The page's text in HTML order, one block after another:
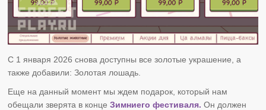
С 1 января 2026 снова доступны все золотые украшение, а
также добавили: Золотая лошадь.
Еще на данный момент мы ждем подарок, который нам
обещали зверята в концеЗимниего фестиваля. Он должен